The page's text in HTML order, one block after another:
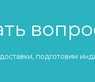
подготовим